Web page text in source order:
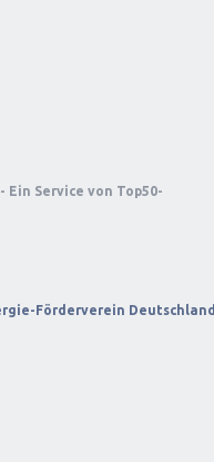
- Ein Service von Top50-